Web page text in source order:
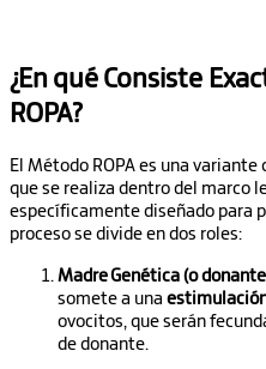
¿En qué Consiste
ROPA?
El Método ROPA es una variante
que se realiza dentro del marco
específicamente diseñado para
proceso se divide en dos roles:
Madre Genética (o
somete a una
ovocitos, que serán
de donante.